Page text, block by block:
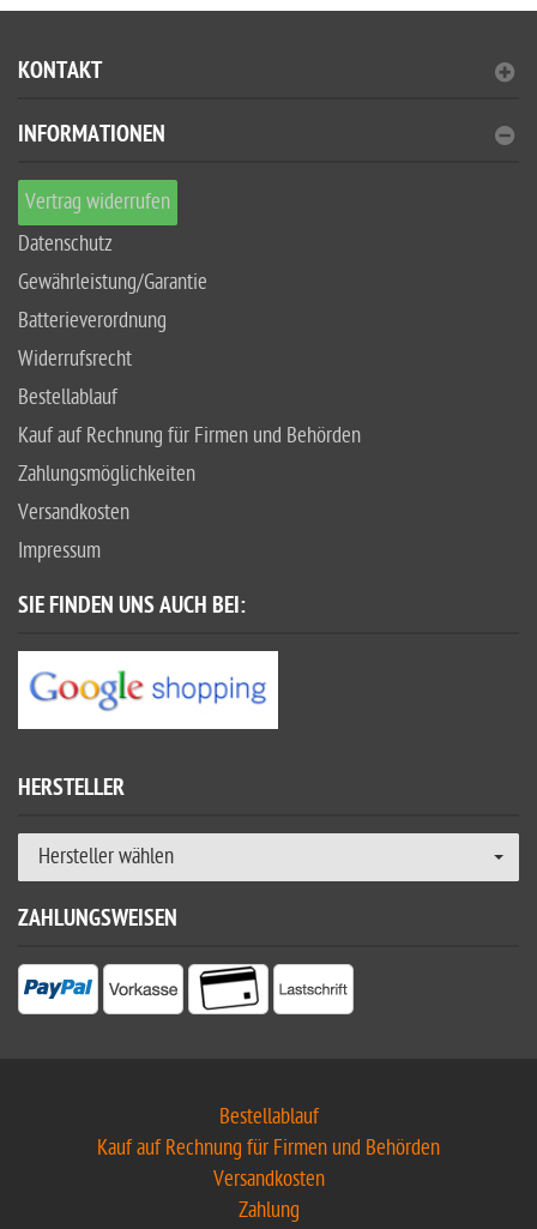
KONTAKT
INFORMATIONEN
Vertrag widerrufen
Datenschutz
Gewährleistung/Garantie
Batterieverordnung
Widerrufsrecht
Bestellablauf
Kauf auf Rechnung für Firmen und Behörden
Zahlungsmöglichkeiten
Versandkosten
Impressum
SIE FINDEN UNS AUCH BEI:
HERSTELLER
Hersteller wählen
ZAHLUNGSWEISEN
Bestellablauf
Kauf auf Rechnung für Firmen und Behörden
Versandkosten
Zahlung